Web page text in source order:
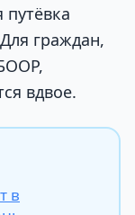
граждан,
вдвое.
в